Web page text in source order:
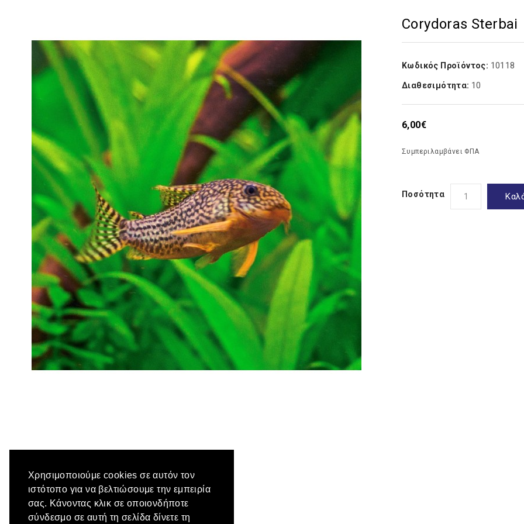
Χρησιμοποιούμε cookies σε αυτόν τον
ιστότοπο για να βελτιώσουμε την εμπειρία
σας. Κάνοντας κλικ σε οποιονδήποτε
σύνδεσμο σε αυτή τη σελίδα δίνετε τη
Corydoras Sterbai
Κωδικός Προϊόντος: 10118
Διαθεσιμότητα: 10
6,00€
Συμπεριλαμβάνει ΦΠΑ
Ποσότητα